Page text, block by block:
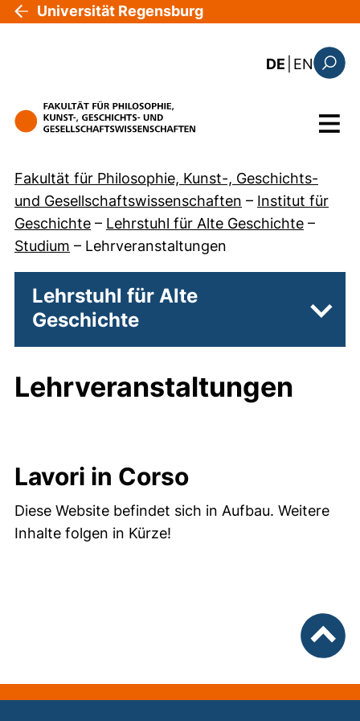
Direkt zum Inhalt
Universität Regensburg
DE EN: the
Menü
Fakultät für Philosophie, Kunst-, Geschichts-
und Gesellschaftswissenschaften – Institut für
Geschichte – Lehrstuhl für Alte Geschichte –
Studium – Lehrveranstaltungen
Lehrstuhl für Alte
Geschichte
Lehrveranstaltungen
Lavori in Corso
Diese Website befindet sich in Aufbau. Weitere
Inhalte folgen in Kürze!